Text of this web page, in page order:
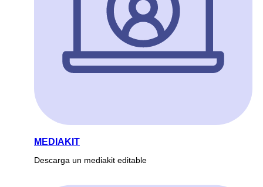
MEDIAKIT
Descarga un mediakit editable